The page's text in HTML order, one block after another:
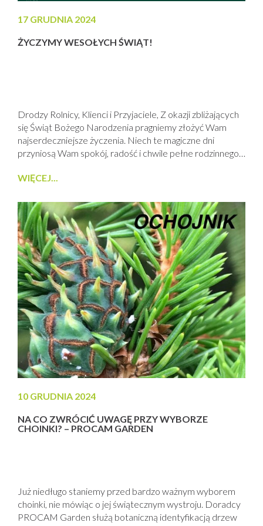
17 GRUDNIA 2024
ŻYCZYMY WESOŁYCH ŚWIĄT!
Drodzy Rolnicy, Klienci i Przyjaciele, Z okazji zbliżających
się Świąt Bożego Narodzenia pragniemy złożyć Wam
najserdeczniejsze życzenia. Niech te magiczne dni
przyniosą Wam spokój, radość i chwile pełne rodzinnego
Wam pomyślności, zdrowia, urodzajnych plonów oraz
Niech każda podjęta decyzja przynosi satysfakcję i obfite
rezultaty! Wesołych Świąt...
WIĘCEJ...
10 GRUDNIA 2024
NA CO ZWRÓCIĆ UWAGĘ PRZY WYBORZE
CHOINKI? – PROCAM GARDEN
Już niedługo staniemy przed bardzo ważnym wyborem
choinki, nie mówiąc o jej świątecznym wystroju. Doradcy
PROCAM Garden służą botaniczną identyfikacją drzew